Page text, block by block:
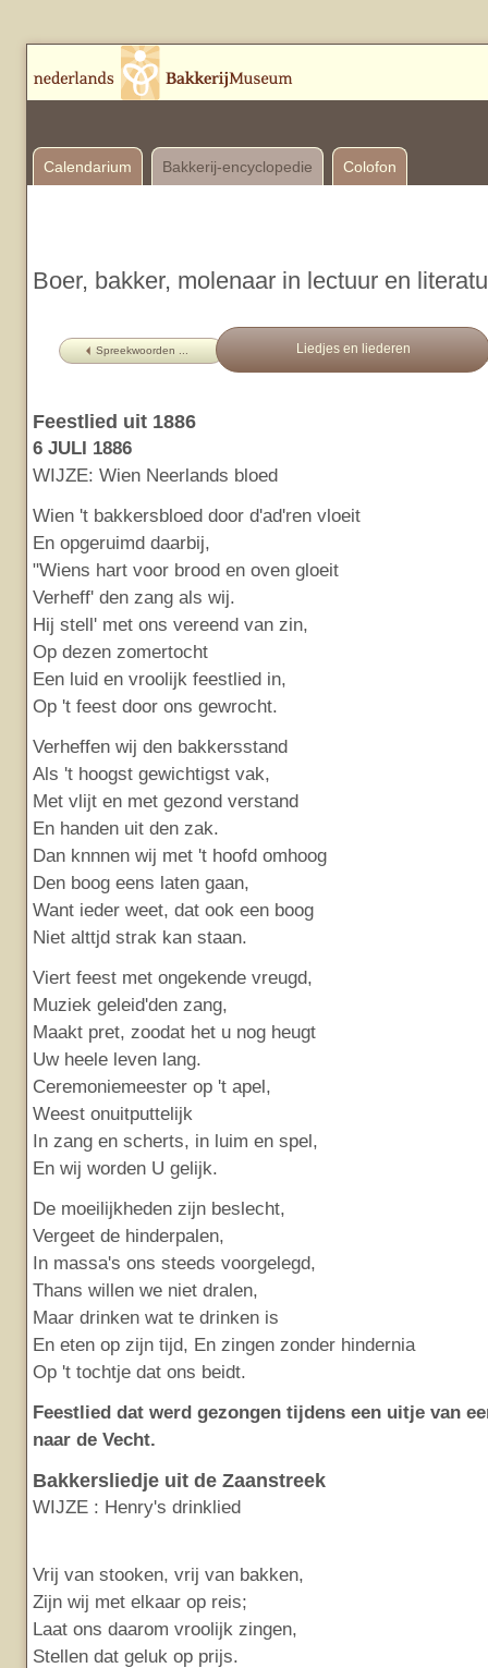
Calendarium Bakkerij-encyclopedie Colofon
Boer, bakker, molenaar in lectuur en
Spreekwoorden ... Liedjes en liederen
Feestlied uit 1886
6 JULI 1886
WIJZE: Wien Neerlands bloed
Wien 't bakkersbloed door d'ad'ren vloeit
En opgeruimd daarbij,
"Wiens hart voor brood en oven gloeit
Verheff' den zang als wij.
Hij stell' met ons vereend van zin,
Op dezen zomertocht
Een luid en vroolijk feestlied in,
Op 't feest door ons gewrocht.
Verheffen wij den bakkersstand
Als 't hoogst gewichtigst vak,
Met vlijt en met gezond verstand
En handen uit den zak.
Dan knnnen wij met 't hoofd omhoog
Den boog eens laten gaan,
Want ieder weet, dat ook een boog
Niet alttjd strak kan staan.
Viert feest met ongekende vreugd,
Muziek geleid'den zang,
Maakt pret, zoodat het u nog heugt
Uw heele leven lang.
Ceremoniemeester op 't apel,
Weest onuitputtelijk
In zang en scherts, in luim en spel,
En wij worden U gelijk.
De moeilijkheden zijn beslecht,
Vergeet de hinderpalen,
In massa's ons steeds voorgelegd,
Thans willen we niet dralen,
Maar drinken wat te drinken is
En eten op zijn tijd, En zingen zonder hindernia
Op 't tochtje dat ons beidt.
Feestlied dat werd gezongen tijdens een uitje van
naar de Vecht.
Bakkersliedje uit de Zaanstreek
WIJZE : Henry's drinklied
Vrij van stooken, vrij van bakken,
Zijn wij met elkaar op reis;
Laat ons daarom vroolijk zingen,
Stellen dat geluk op prijs.